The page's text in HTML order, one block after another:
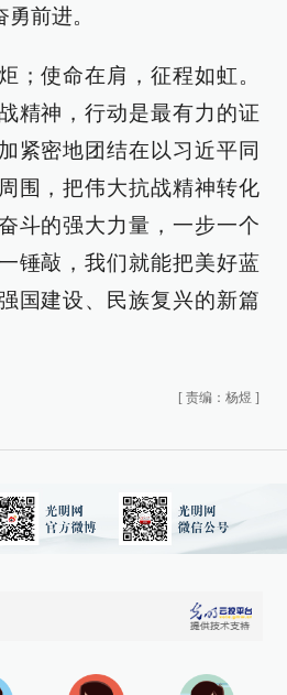
前进。
；使命在肩，征程如虹。
精神，行动是最有力的证
紧密地团结在以习近平同
围，把伟大抗战精神转化
斗的强大力量，一步一个
锤敲，我们就能把美好蓝
国建设、民族复兴的新篇
[ 责编：杨煜 ]